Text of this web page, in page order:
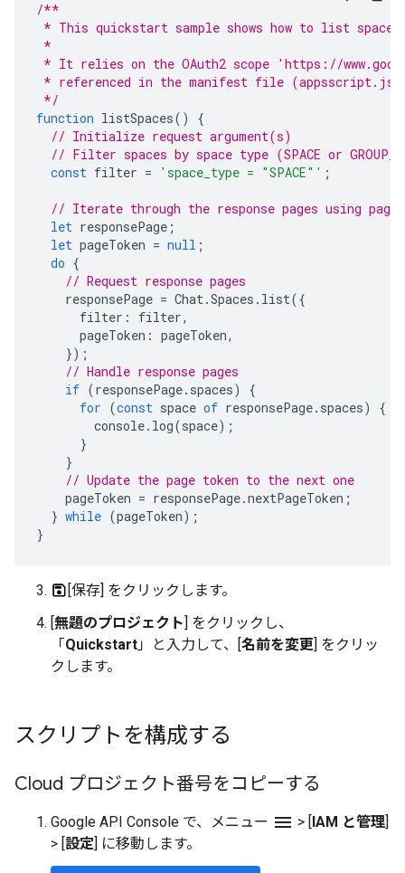
/**
* This quickstart sample shows how to list
*
* It relies on the OAuth2 scope 'https://
* referenced in the manifest file
*/
function listSpaces()
{
// Initialize request argument(s)
// Filter spaces by space type (SPACE or
const filter = 'space_type = "SPACE"' ;
// Iterate through the response pages using page
let responsePage ;
let pageToken = null ;
do {
// Request response pages
responsePage = Chat.Spaces . list({
filter : filter,
pageToken : pageToken,
});
// Handle response pages
if (responsePage. spaces)
{
for (const space of responsePage. spaces)
{
console. log(space);
}
}
// Update the page token to the next one
pageToken = responsePage.nextPageToken ;
} while (pageToken);
}
[保存] をクリックします。
[無題のプロジェクト] をクリックし、
「Quickstart」と入力して、[名前を変更] をクリッ
クします。
スクリプトを構成する
Cloud プロジェクト番号をコピーする
Google API Console で、メニュー menu > [IAM と管理]
> [設定] に移動します。